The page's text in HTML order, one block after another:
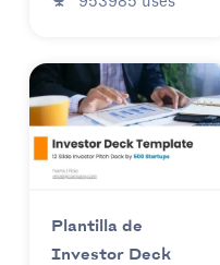
Plantilla de
Investor Deck